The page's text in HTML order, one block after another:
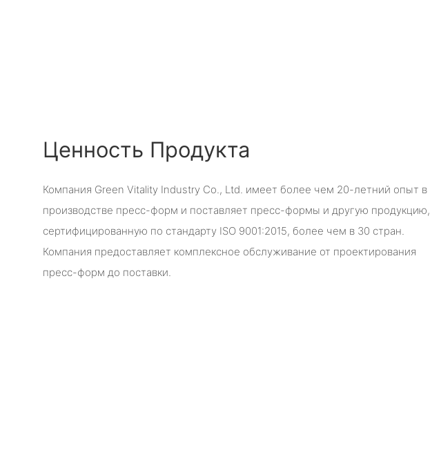
Ценность Продукта
Компания Green Vitality Industry Co., Ltd. имеет более чем 20-летний опыт в
производстве пресс-форм и поставляет пресс-формы и другую продукцию,
сертифицированную по стандарту ISO 9001:2015, более чем в 30 стран.
Компания предоставляет комплексное обслуживание от проектирования
пресс-форм до поставки.